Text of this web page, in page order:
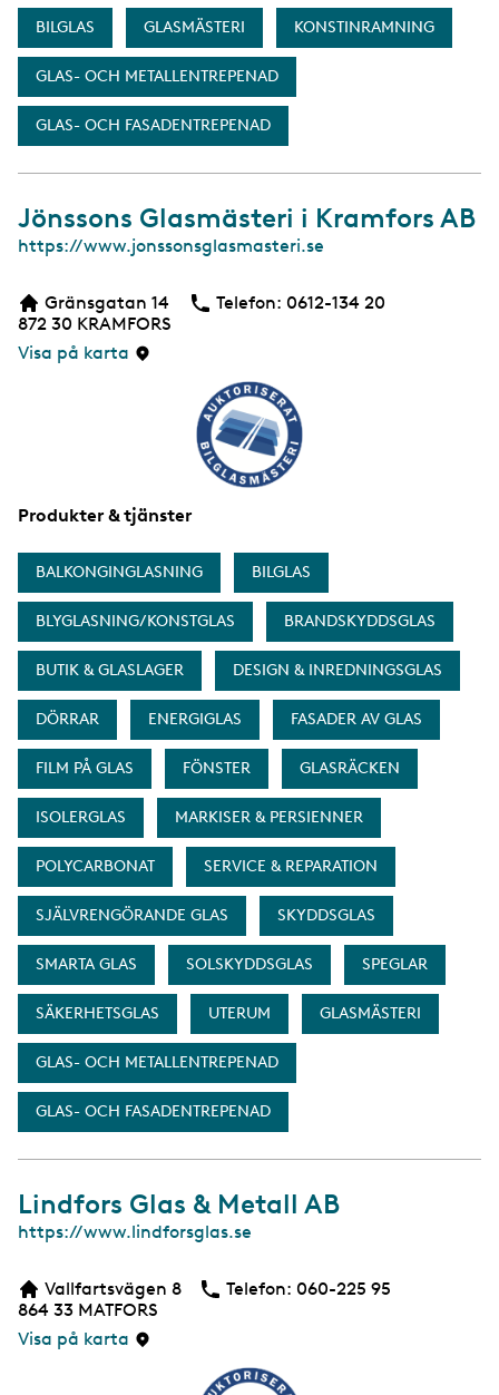
BILGLAS GLASMÄSTERI KONSTINRAMNING
GLAS- OCH METALLENTREPENAD
GLAS- OCH FASADENTREPENAD
Jönssons Glasmästeri i Kramfors AB
W
b
s
i
https://www.jonssonsglasmasteri.se
Gränsgatan 14
872 30 KRAMFORS
Visa på karta
Telefon: Telefon
0612-134 20
Produkter & tjänster
BALKONGINGLASNING BILGLAS
BLYGLASNING/KONSTGLAS BRANDSKYDDSGLAS
BUTIK & GLASLAGER DESIGN & INREDNINGSGLAS
DÖRRAR ENERGIGLAS FASADER AV GLAS
FILM PÅ GLAS FÖNSTER GLASRÄCKEN
ISOLERGLAS MARKISER & PERSIENNER
POLYCARBONAT SERVICE & REPARATION
SJÄLVRENGÖRANDE GLAS SKYDDSGLAS
SMARTA GLAS SOLSKYDDSGLAS SPEGLAR
SÄKERHETSGLAS UTERUM GLASMÄSTERI
GLAS- OCH METALLENTREPENAD
GLAS- OCH FASADENTREPENAD
Lindfors Glas & Metall AB
W
b
s
i
https://www.lindforsglas.se
Vallfartsvägen 8
864 33 MATFORS
Visa på karta
Telefon: Telefon
060-225 95